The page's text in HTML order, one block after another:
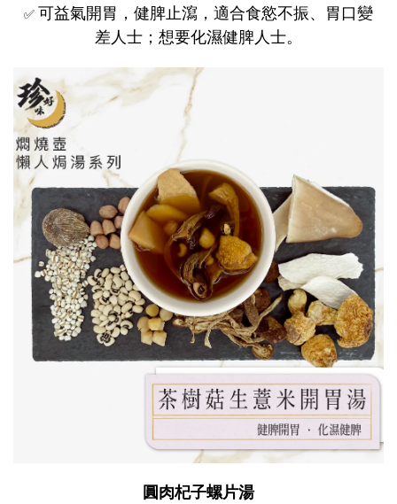
✅ 可益氣開胃，健脾止瀉，適合食慾不振、胃口變
差人士；想要化濕健脾人士。
圓肉杞子螺片湯